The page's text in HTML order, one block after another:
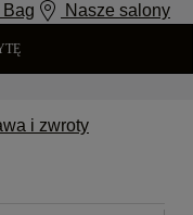
Bag Nasze salony
i zwroty